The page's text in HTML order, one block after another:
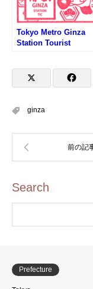
Tokyo Metro Ginza
Station Tourist
のスタンプ)
ginza
Search
Prefecture